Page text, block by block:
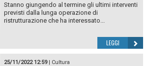
Stanno giungendo al termine gli ultimi interventi
previsti dalla lunga operazione di
ristrutturazione che ha interessato...
LEGGI
25/11/2022 12:59| Cultura